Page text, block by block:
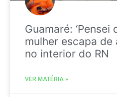
Guamaré: ‘Pensei
mulher escapa de
no interior do RN
VER MATÉRIA »